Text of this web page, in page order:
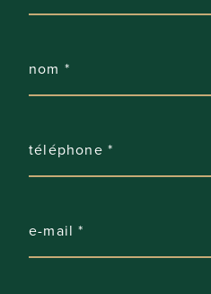
Châssis:
Façade:
Brique